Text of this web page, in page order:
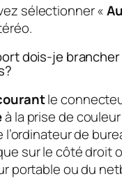
sélectionner «
dois-je
le
à la prise de
l’ordinateur de
sur le côté droit
portable ou du